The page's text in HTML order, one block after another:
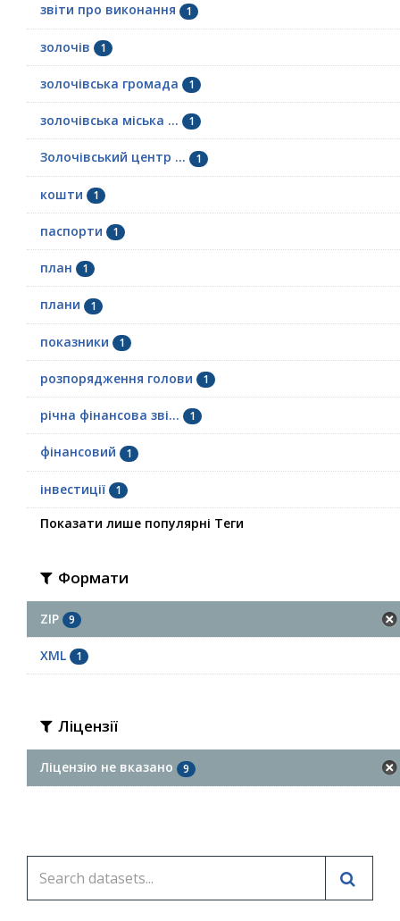
звіти про виконання 1
золочів 1
золочівська громада 1
золочівська міська ... 1
Золочівський центр ... 1
кошти 1
паспорти 1
план 1
плани 1
показники 1
розпорядження голови 1
річна фінансова зві... 1
фінансовий 1
інвестиції 1
Показати лише популярні Теги
Формати
ZIP 9
XML 1
Ліцензії
Ліцензію не вказано 9